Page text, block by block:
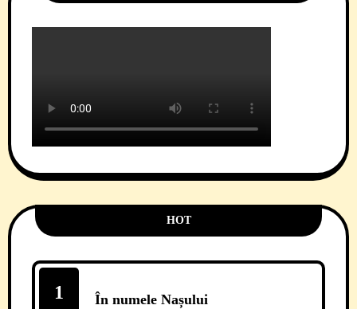
HOT
În numele Nașului
1